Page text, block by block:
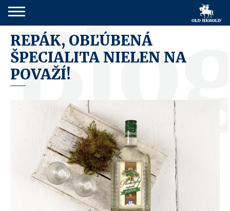
REPÁK, OBĽÚBENÁ
ŠPECIALITA NIELEN NA
POVAŽÍ!